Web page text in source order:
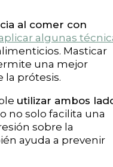
al comer con
algunas
Masticar
una mejor
la prótesis.
utilizar ambos
no solo facilita una
sobre la
ayuda a prevenir